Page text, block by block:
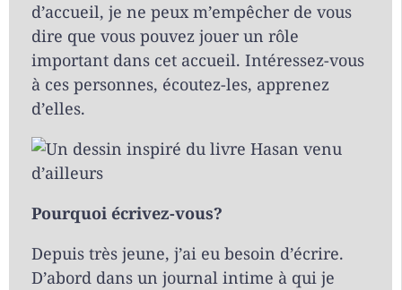
d’accueil, je ne peux m’empêcher de vous
dire que vous pouvez jouer un rôle
important dans cet accueil. Intéressez-vous
à ces personnes, écoutez-les, apprenez
d’elles.
Pourquoi écrivez-vous?
Depuis très jeune, j’ai eu besoin d’écrire.
D’abord dans un journal intime à qui je